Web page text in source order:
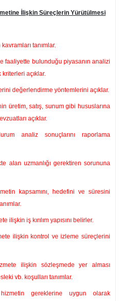
İlişkin Süreçlerin Yürütülmesi
tanımlar.
faaliyette bulunduğu piyasanın analizi
açıklar.
değerlendirme yöntemlerini açıklar.
üretim, satış, sunum gibi hususlarına
açıklar.
analiz sonuçlarını raporlama
alan uzmanlığı gerektiren sorununa
kapsamını, hedefini ve süresini
ilişkin iş kırılım yapısını belirler.
ilişkin kontrol ve izleme süreçlerini
ilişkin sözleşmede yer alması
vb. koşulları tanımlar.
hizmetin gereklerine uygun olarak